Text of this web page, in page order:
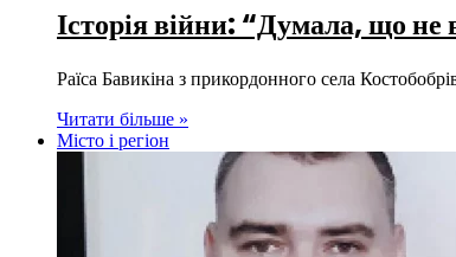
Історія війни: “Думала, що
Раїса Бавикіна з прикордонного села
Читати більше »
Місто і регіон